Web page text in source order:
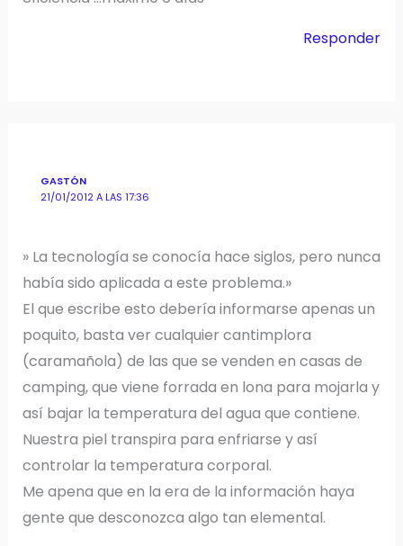
Responder
GASTÓN
21/01/2012 A LAS 17:36
» La tecnología se conocía hace siglos, pero nunca
había sido aplicada a este problema.»
El que escribe esto debería informarse apenas un
poquito, basta ver cualquier cantimplora
(caramañola) de las que se venden en casas de
camping, que viene forrada en lona para mojarla y
así bajar la temperatura del agua que contiene.
Nuestra piel transpira para enfriarse y así
controlar la temperatura corporal.
Me apena que en la era de la información haya
gente que desconozca algo tan elemental.